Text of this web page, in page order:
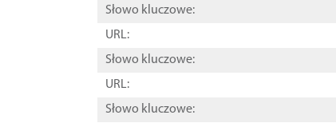
Słowo kluczowe:
URL:
Słowo kluczowe:
URL:
Słowo kluczowe: